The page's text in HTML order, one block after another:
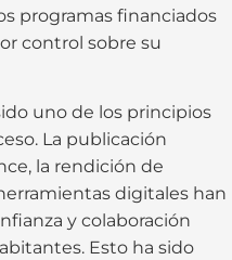
programas financiados
control sobre su
uno de los principios
La publicación
la rendición de
digitales han
y colaboración
Esto ha sido